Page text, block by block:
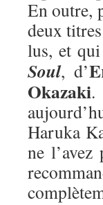
En outre,
deux
lus, et
Soul, d’
Okazaki.
Haruka
ne